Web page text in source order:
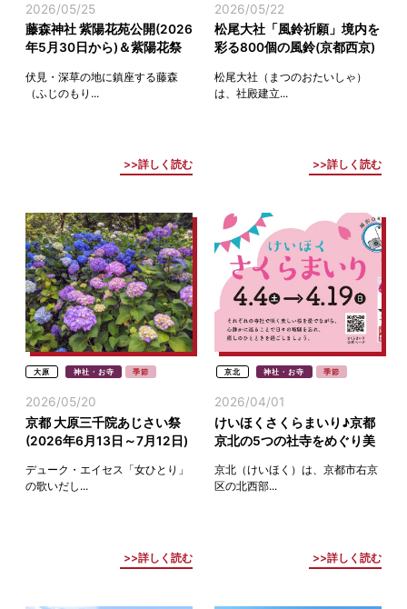
2026/05/25
藤森神社 紫陽花苑公開(2026
年5月30日から)＆紫陽花祭
伏見・深草の地に鎮座する藤森
（ふじのもり...
詳しく読む
2026/05/22
松尾大社「風鈴祈願」境内を
彩る800個の風鈴(京都西京)
松尾大社（まつのおたいしゃ）
は、社殿建立...
詳しく読む
大原 神社・お寺 季節
2026/05/20
京都 大原三千院あじさい祭
(2026年6月13日～7月12日)
デューク・エイセス「女ひとり」
の歌いだし...
詳しく読む
京北 神社・お寺 季節
2026/04/01
けいほくさくらまいり♪京都
京北の5つの社寺をめぐり美
与
京北（けいほく）は、京都市右京
区の北西部...
詳しく読む